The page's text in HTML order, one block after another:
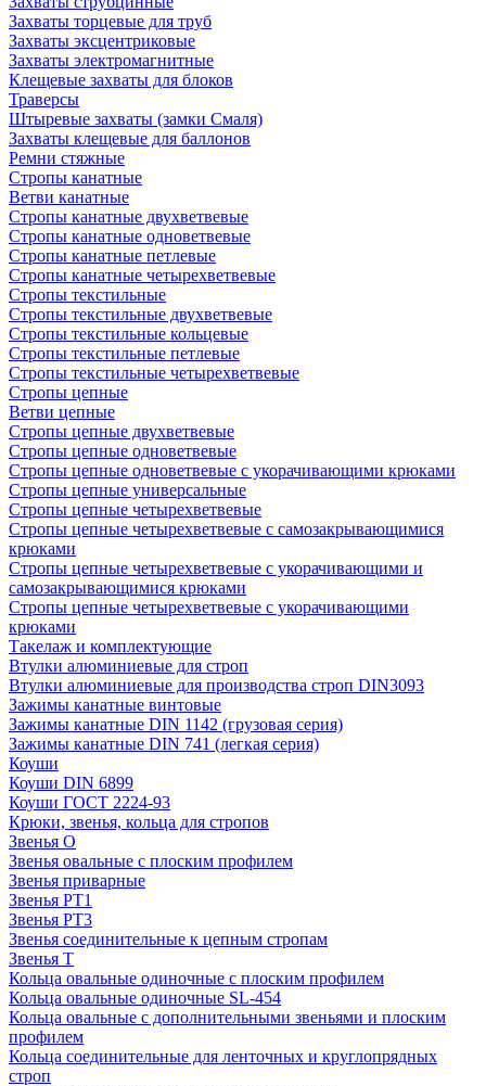
Захваты торцевые для труб
Захваты эксцентриковые
Захваты электромагнитные
Клещевые захваты для блоков
Траверсы
Штыревые захваты (замки Смаля)
Захваты клещевые для баллонов
Ремни стяжные
Стропы канатные
Ветви канатные
Стропы канатные двухветвевые
Стропы канатные одноветвевые
Стропы канатные петлевые
Стропы канатные четырехветвевые
Стропы текстильные
Стропы текстильные двухветвевые
Стропы текстильные кольцевые
Стропы текстильные петлевые
Стропы текстильные четырехветвевые
Стропы цепные
Ветви цепные
Стропы цепные двухветвевые
Стропы цепные одноветвевые
Стропы цепные одноветвевые с укорачивающими крюками
Стропы цепные универсальные
Стропы цепные четырехветвевые
Стропы цепные четырехветвевые с самозакрывающимися
крюками
Стропы цепные четырехветвевые с укорачивающими и
самозакрывающимися крюками
Стропы цепные четырехветвевые с укорачивающими
крюками
Такелаж и комплектующие
Втулки алюминиевые для строп
Втулки алюминиевые для производства строп DIN3093
Зажимы канатные винтовые
Зажимы канатные DIN 1142 (грузовая серия)
Зажимы канатные DIN 741 (легкая серия)
Коуши
Коуши DIN 6899
Коуши ГОСТ 2224-93
Крюки, звенья, кольца для стропов
Звенья О
Звенья овальные с плоским профилем
Звенья приварные
Звенья РТ1
Звенья РТ3
Звенья соединительные к цепным стропам
Звенья Т
Кольца овальные одиночные c плоским профилем
Кольца овальные одиночные SL-454
Кольца овальные с дополнительными звеньями и плоским
профилем
Кольца соединительные для ленточных и круглопрядных
строп